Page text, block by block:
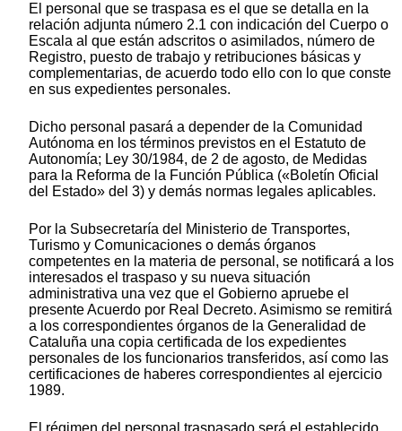
El personal que se traspasa es el que se detalla en la
relación adjunta número 2.1 con indicación del Cuerpo o
Escala al que están adscritos o asimilados, número de
Registro, puesto de trabajo y retribuciones básicas y
complementarias, de acuerdo todo ello con lo que conste
en sus expedientes personales.
Dicho personal pasará a depender de la Comunidad
Autónoma en los términos previstos en el Estatuto de
Autonomía; Ley 30/1984, de 2 de agosto, de Medidas
para la Reforma de la Función Pública («Boletín Oficial
del Estado» del 3) y demás normas legales aplicables.
Por la Subsecretaría del Ministerio de Transportes,
Turismo y Comunicaciones o demás órganos
competentes en la materia de personal, se notificará a los
interesados el traspaso y su nueva situación
administrativa una vez que el Gobierno apruebe el
presente Acuerdo por Real Decreto. Asimismo se remitirá
a los correspondientes órganos de la Generalidad de
Cataluña una copia certificada de los expedientes
personales de los funcionarios transferidos, así como las
certificaciones de haberes correspondientes al ejercicio
1989.
El régimen del personal traspasado será el establecido